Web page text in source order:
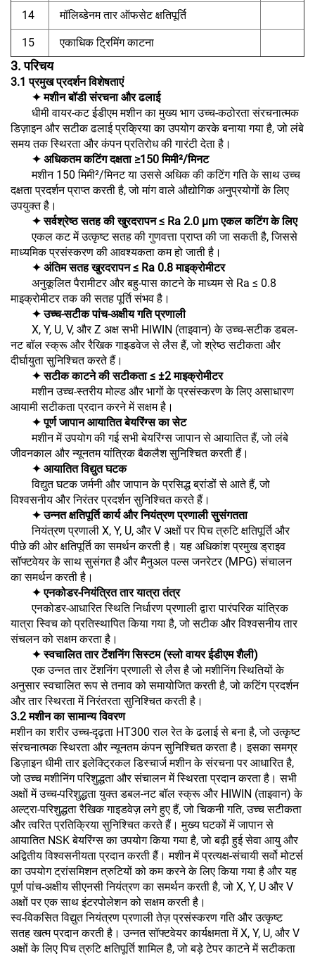
14 मॉलिब्डेनम तार ऑफसेट क्षतिपूर्ति
15 एकाधिक ट्रिमिंग काटना
3. परिचय
3.1 प्रमुख प्रदर्शन विशेषताएं
✦ मशीन बॉडी संरचना और ढलाई
धीमी वायर-कट ईडीएम मशीन का मुख्य भाग उच्च-कठोरता संरचनात्मक
डिज़ाइन और सटीक ढलाई प्रक्रिया का उपयोग करके बनाया गया है, जो लंबे
समय तक स्थिरता और कंपन प्रतिरोध की गारंटी देता है।
✦ अधिकतम कटिंग दक्षता ≥150 मिमी²/मिनट
मशीन 150 मिमी²/मिनट या उससे अधिक की कटिंग गति के साथ उच्च
दक्षता प्रदर्शन प्राप्त करती है, जो मांग वाले औद्योगिक अनुप्रयोगों के लिए
उपयुक्त है।
✦ सर्वश्रेष्ठ सतह की खुरदरापन ≤ Ra 2.0 μm एकल कटिंग के लिए
एकल कट में उत्कृष्ट सतह की गुणवत्ता प्राप्त की जा सकती है, जिससे
माध्यमिक प्रसंस्करण की आवश्यकता कम हो जाती है।
✦ अंतिम सतह खुरदरापन ≤ Ra 0.8 माइक्रोमीटर
अनुकूलित पैरामीटर और बहु-पास काटने के माध्यम से Ra ≤ 0.8
माइक्रोमीटर तक की सतह पूर्ति संभव है।
✦ उच्च-सटीक पांच-अक्षीय गति प्रणाली
X, Y, U, V, और Z अक्ष सभी HIWIN (ताइवान) के उच्च-सटीक डबल-
नट बॉल स्क्रू और रैखिक गाइडवेज से लैस हैं, जो श्रेष्ठ सटीकता और
दीर्घायुता सुनिश्चित करते हैं।
✦ सटीक काटने की सटीकता ≤ ±2 माइक्रोमीटर
मशीन उच्च-स्तरीय मोल्ड और भागों के प्रसंस्करण के लिए असाधारण
आयामी सटीकता प्रदान करने में सक्षम है।
✦ पूर्ण जापान आयातित बेयरिंग्स का सेट
मशीन में उपयोग की गई सभी बेयरिंग्स जापान से आयातित हैं, जो लंबे
जीवनकाल और न्यूनतम यांत्रिक बैकलैश सुनिश्चित करती हैं।
✦ आयातित विद्युत घटक
विद्युत घटक जर्मनी और जापान के प्रसिद्ध ब्रांडों से आते हैं, जो
विश्वसनीय और निरंतर प्रदर्शन सुनिश्चित करते हैं।
✦ उन्नत क्षतिपूर्ति कार्य और नियंत्रण प्रणाली सुसंगतता
नियंत्रण प्रणाली X, Y, U, और V अक्षों पर पिच त्रुटि क्षतिपूर्ति और
पीछे की ओर क्षतिपूर्ति का समर्थन करती है। यह अधिकांश प्रमुख ड्राइव
सॉफ्टवेयर के साथ सुसंगत है और मैनुअल पल्स जनरेटर (MPG) संचालन
का समर्थन करती है।
✦ एनकोडर-नियंत्रित तार यात्रा तंत्र
एनकोडर-आधारित स्थिति निर्धारण प्रणाली द्वारा पारंपरिक यांत्रिक
यात्रा स्विच को प्रतिस्थापित किया गया है, जो सटीक और विश्वसनीय तार
संचलन को सक्षम करता है।
✦ स्वचालित तार टेंशनिंग सिस्टम (स्लो वायर ईडीएम शैली)
एक उन्नत तार टेंशनिंग प्रणाली से लैस है जो मशीनिंग स्थितियों के
अनुसार स्वचालित रूप से तनाव को समायोजित करती है, जो कटिंग प्रदर्शन
और तार स्थिरता में निरंतरता सुनिश्चित करती है।
3.2 मशीन का सामान्य विवरण
मशीन का शरीर उच्च-दृढ़ता HT300 राल रेत के ढलाई से बना है, जो उत्कृष्ट
संरचनात्मक स्थिरता और न्यूनतम कंपन सुनिश्चित करता है। इसका समग्र
डिज़ाइन धीमी तार इलेक्ट्रिकल डिस्चार्ज मशीन के संरचना पर आधारित है,
जो उच्च मशीनिंग परिशुद्धता और संचालन में स्थिरता प्रदान करता है। सभी
अक्षों में उच्च-परिशुद्धता युक्त डबल-नट बॉल स्क्रू और HIWIN (ताइवान) के
अल्ट्रा-परिशुद्धता रैखिक गाइडवेज़ लगे हुए हैं, जो चिकनी गति, उच्च सटीकता
और त्वरित प्रतिक्रिया सुनिश्चित करते हैं। मुख्य घटकों में जापान से
आयातित NSK बेयरिंग्स का उपयोग किया गया है, जो बढ़ी हुई सेवा आयु और
अद्वितीय विश्वसनीयता प्रदान करती हैं। मशीन में प्रत्यक्ष-संचायी सर्वो मोटर्स
का उपयोग ट्रांसमिशन त्रुटियों को कम करने के लिए किया गया है और यह
पूर्ण पांच-अक्षीय सीएनसी नियंत्रण का समर्थन करती है, जो X, Y, U और V
अक्षों पर एक साथ इंटरपोलेशन को सक्षम करती है।
स्व-विकसित विद्युत नियंत्रण प्रणाली तेज़ प्रसंस्करण गति और उत्कृष्ट
सतह खत्म प्रदान करती है। उन्नत सॉफ्टवेयर कार्यक्षमता में X, Y, U, और V
अक्षों के लिए पिच त्रुटि क्षतिपूर्ति शामिल है, जो बड़े टेपर काटने में सटीकता